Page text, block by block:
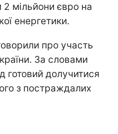
2 мільйони євро на
енергетики.
про участь
За словами
готовий долучитися
з постраждалих